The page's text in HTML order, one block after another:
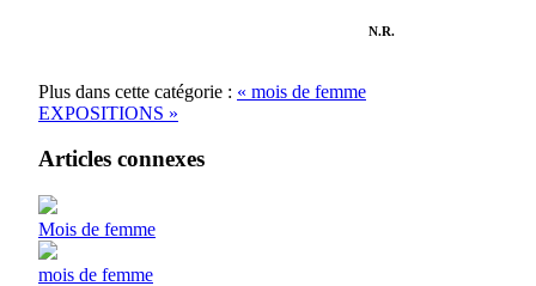
N.R.
Plus dans cette catégorie : « mois de femme
EXPOSITIONS »
Articles connexes
Mois de femme
mois de femme